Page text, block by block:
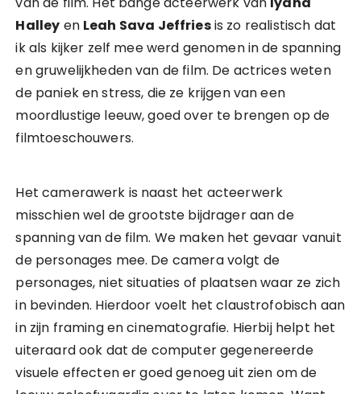
Halley en Leah Sava Jeffriesis zo realistisch dat
ik als kijker zelf mee werd genomen in de spanning
en gruwelijkheden van de film. De actrices weten
de paniek en stress, die ze krijgen van een
moordlustige leeuw, goed over te brengen op de
filmtoeschouwers.
Het camerawerk is naast het acteerwerk
misschien wel de grootste bijdrager aan de
spanning van de film. We maken het gevaar vanuit
de personages mee. De camera volgt de
personages, niet situaties of plaatsen waar ze zich
in bevinden. Hierdoor voelt het claustrofobisch aan
in zijn framing en cinematografie. Hierbij helpt het
uiteraard ook dat de computer gegenereerde
visuele effecten er goed genoeg uit zien om de